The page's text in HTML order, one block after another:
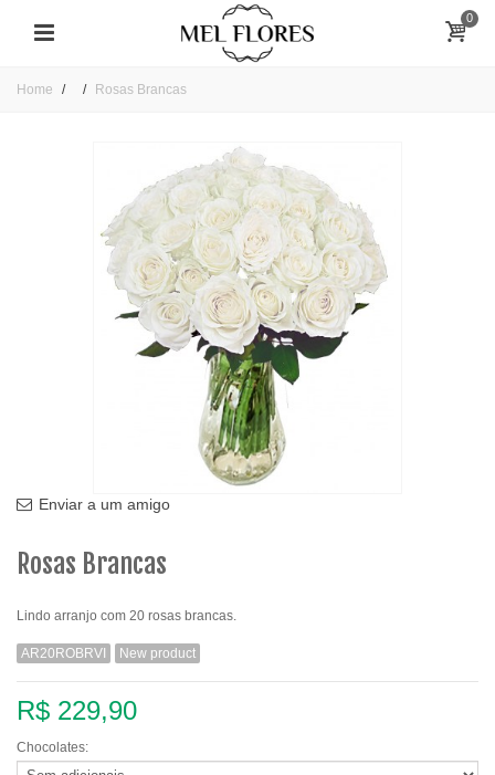
0
Home Rosas Brancas
Enviar a um amigo
Rosas Brancas
Lindo arranjo com 20 rosas brancas.
AR20ROBRVI New product
R$ 229,90
Chocolates: